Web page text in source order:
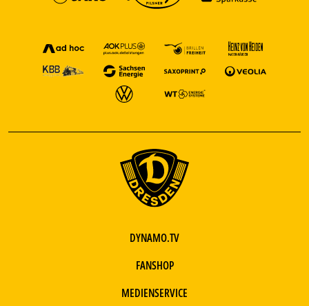
DYNAMO.TV
FANSHOP
MEDIENSERVICE